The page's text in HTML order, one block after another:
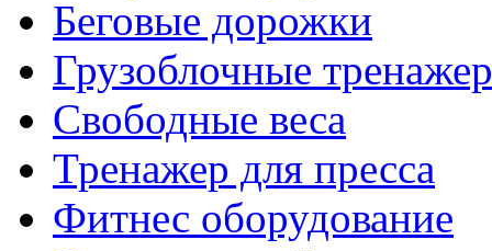
Беговые дорожки
Грузоблочные
Свободные веса
Тренажер для пресса
Фитнес оборудование